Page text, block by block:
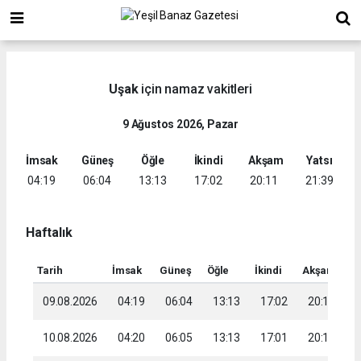
Uşakiçin namaz vakitleri
9 Ağustos 2026, Pazar
İmsak
04:19
Güneş
06:04
Öğle
13:13
İkindi
17:02
Akşam
20:11
Yatsı
21:39
Haftalık
Tarih İmsak Güneş Öğle İkindi Akşam
09.08.2026 04:19 06:04 13:13 17:02 20:11
10.08.2026 04:20 06:05 13:13 17:01 20:10